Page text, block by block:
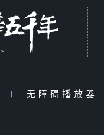
| 无障碍播放器